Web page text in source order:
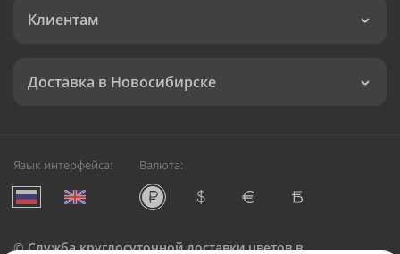
Клиентам
Доставка в Новосибирске
Язык интерфейса: Валюта:
©Служба круглосуточной доставки цветов в